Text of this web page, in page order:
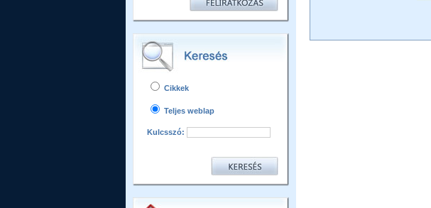
Cikkek
Teljes weblap
Kulcsszó: